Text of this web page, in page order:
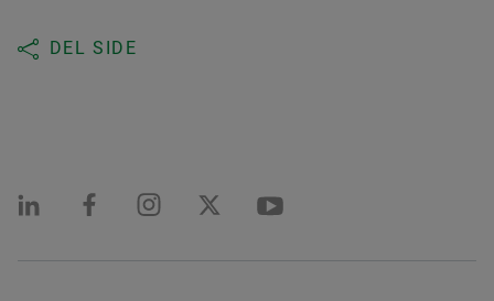
DEL SIDE